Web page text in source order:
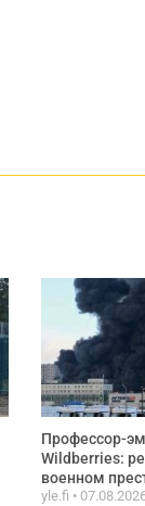
Профессор-
Wildberries:
военном
yle.fi